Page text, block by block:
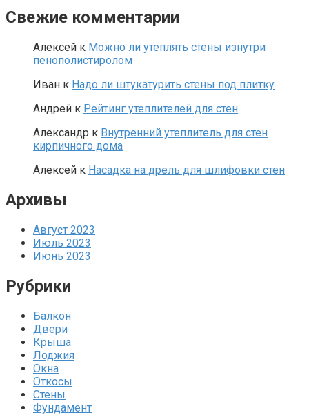
Свежие комментарии
Алексей к Можно ли утеплять стены изнутри
пенополистиролом
Иван к Надо ли штукатурить стены под плитку
Андрей к Рейтинг утеплителей для стен
Александр к Внутренний утеплитель для стен
кирпичного дома
Алексей к Насадка на дрель для шлифовки стен
Архивы
Август 2023
Июль 2023
Июнь 2023
Рубрики
Балкон
Двери
Крыша
Лоджия
Окна
Откосы
Стены
Фундамент